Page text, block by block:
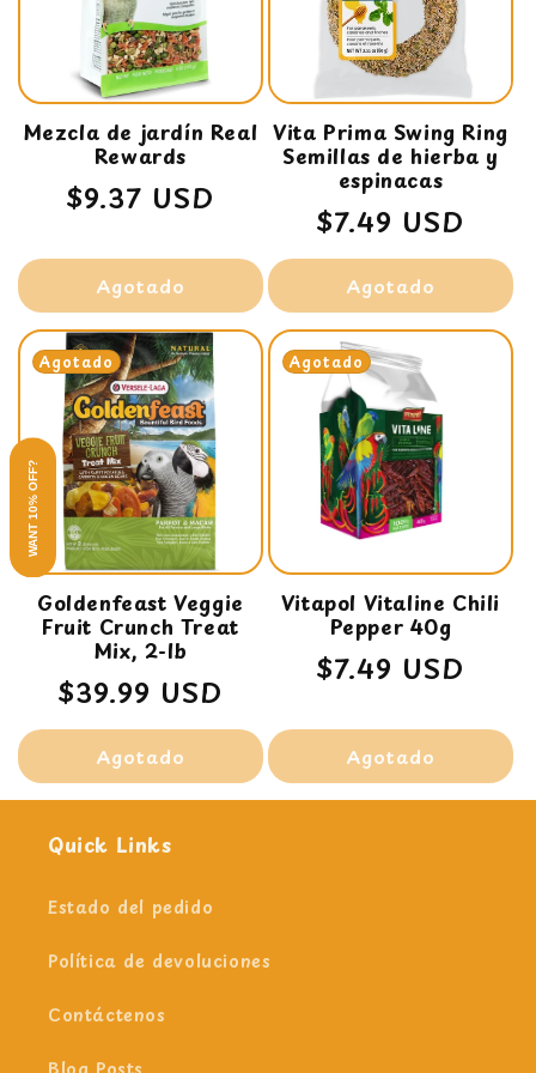
ó
n
:
Mezcla de jardín Real
Rewards
Precio
$9.37 USD
Agotado
Vita Prima Swing Ring
Semillas de hierba y
espinacas
Precio
habitual
$7.49 USD
Agotado
Agotado
Goldenfeast Veggie
Fruit Crunch Treat
Mix, 2-lb
Precio
habitual
$39.99 USD
Agotado
Agotado
Vitapol Vitaline Chili
Pepper 40g
Precio
$7.49 USD
Agotado
Quick Links
Estado del pedido
Política de devoluciones
Contáctenos
WANT 10% OFF?